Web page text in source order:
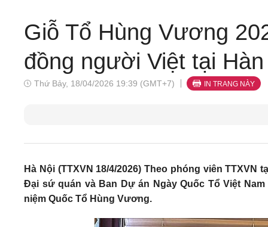
Giỗ Tổ Hùng Vương
đồng người Việt tại
Thứ Bảy, 18/04/2026 19:39 (GMT+7) IN TRANG NÀY
Hà Nội (TTXVN 18/4/2026) Theo phóng viên
Đại sứ quán và Ban Dự án Ngày Quốc Tổ Việt
niệm Quốc Tổ Hùng Vương.